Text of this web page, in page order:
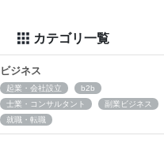
カテゴリ一覧
ビジネス
起業・会社設立
b2b
士業・コンサルタント
副業ビジネス
就職・転職